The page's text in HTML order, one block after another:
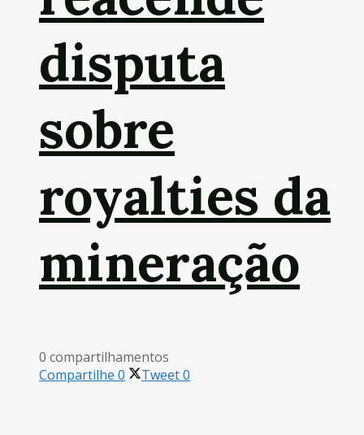
disputa
sobre
royalties da
mineração
0 compartilhamentos
Compartilhe 0 Tweet0